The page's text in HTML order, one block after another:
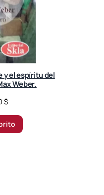
el espíritu del
Weber.
$